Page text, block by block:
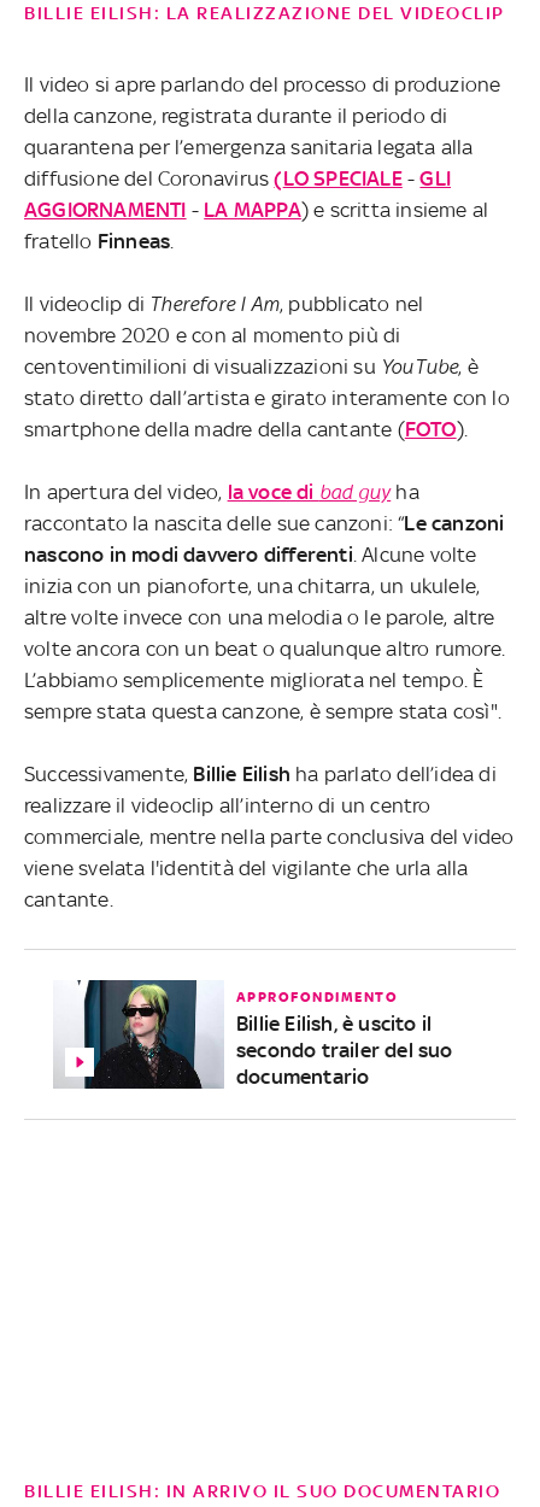
BILLIE EILISH: LA REALIZZAZIONE DEL VIDEOCLIP
Il video si apre parlando del processo di produzione
della canzone, registrata durante il periodo di
quarantena per l’emergenza sanitaria legata alla
diffusione del Coronavirus(LO SPECIALE-GLI
AGGIORNAMENTI - LA MAPPA) e scritta insieme al
fratello Finneas
Il videoclip di Therefore I Am, pubblicato nel
novembre 2020 e con al momento più di
centoventimilioni di visualizzazioni su YouTube, è
stato diretto dall’artista e girato interamente con lo
smartphone della madre della cantante (FOTO).
In apertura del video, la voce di bad guyha
raccontato la nascita delle sue canzoni: “Le canzoni
nascono in modi davvero differenti . Alcune volte
inizia con un pianoforte, una chitarra, un ukulele,
altre volte invece con una melodia o le parole, altre
volte ancora con un beat o qualunque altro rumore.
L’abbiamo semplicemente migliorata nel tempo. È
sempre stata questa canzone, è sempre stata così".
Successivamente, Billie Eilish ha parlato dell’idea di
realizzare il videoclip all’interno di un centro
commerciale, mentre nella parte conclusiva del video
viene svelata l'identità del vigilante che urla alla
cantante.
APPROFONDIMENTO
Billie Eilish, è uscito il
secondo trailer del suo
documentario
BILLIE EILISH: IN ARRIVO IL SUO DOCUMENTARIO